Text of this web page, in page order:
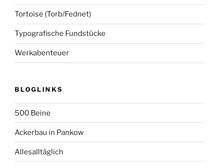
Tortoise (Torb/Fednet)
Typografische Fundstücke
Werkabenteuer
BLOGLINKS
500 Beine
Ackerbau in Pankow
Allesalltäglich